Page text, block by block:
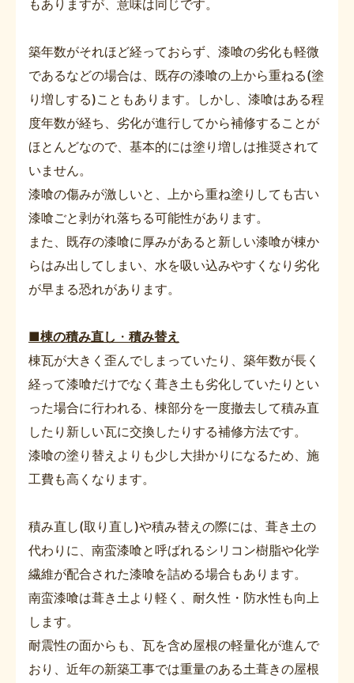
もありますが、意味は同じです。
築年数がそれほど経っておらず、漆喰の劣化も軽微
であるなどの場合は、既存の漆喰の上から重ねる(塗
り増しする)こともあります。しかし、漆喰はある程
度年数が経ち、劣化が進行してから補修することが
ほとんどなので、基本的には塗り増しは推奨されて
いません。
漆喰の傷みが激しいと、上から重ね塗りしても古い
漆喰ごと剥がれ落ちる可能性があります。
また、既存の漆喰に厚みがあると新しい漆喰が棟か
らはみ出してしまい、水を吸い込みやすくなり劣化
が早まる恐れがあります。
■棟の積み直し ・ 積み替え
棟瓦が大きく歪んでしまっていたり、築年数が長く
経って漆喰だけでなく葺き土も劣化していたりとい
った場合に行われる、棟部分を一度撤去して積み直
したり新しい瓦に交換したりする補修方法です。
漆喰の塗り替えよりも少し大掛かりになるため、施
工費も高くなります。
積み直し(取り直し)や積み替えの際には、葺き土の
代わりに、南蛮漆喰と呼ばれるシリコン樹脂や化学
繊維が配合された漆喰を詰める場合もあります。
南蛮漆喰は葺き土より軽く、耐久性・防水性も向上
します。
耐震性の面からも、瓦を含め屋根の軽量化が進んで
おり、近年の新築工事では重量のある土葺きの屋根